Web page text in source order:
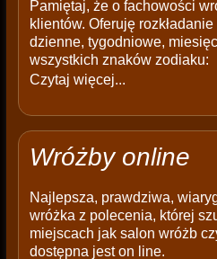
Pamiętaj, że o fachowości
klientów. Oferuję
dzienne, tygodniowe,
wszystkich znaków zodiaku:
Czytaj więcej...
Wróżby online
Najlepsza, prawdziwa,
wróżka z polecenia, której
miejscach jak salon wróżb
dostępna jest on line.